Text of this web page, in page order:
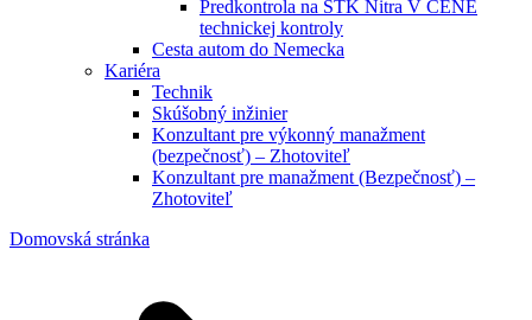
Predkontrola na STK Nitra V CENE
technickej kontroly
Cesta autom do Nemecka
Kariéra
Technik
Skúšobný inžinier
Konzultant pre výkonný manažment
(bezpečnosť) – Zhotoviteľ
Konzultant pre manažment (Bezpečnosť) –
Zhotoviteľ
Domovská stránka